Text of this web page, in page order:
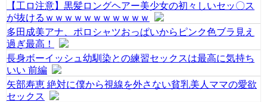
【工ロ注意】黒髪ロングヘアー美少女の初々しいセッ〇ス
が抜けるｗｗｗｗｗｗｗｗｗｗｗ
多田成美アナ、ポロシャツおっぱいからピンク色ブラ見え
過ぎ最高！
長身ボーイッシュ幼馴染との練習セックスは最高に気持ち
いい 前編
矢部寿恵 絶対に僕から視線を外さない貧乳美人ママの愛欲
セックス